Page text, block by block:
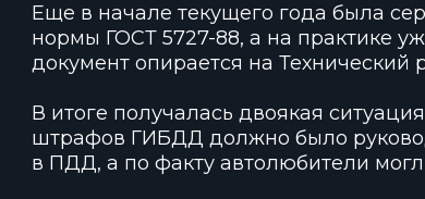
Еще в начале текущего года была
нормы ГОСТ 5727-88, а на практике
документ опирается на
В итоге получалась двоякая
штрафов ГИБДД должно было
в ПДД, а по факту автолюбители